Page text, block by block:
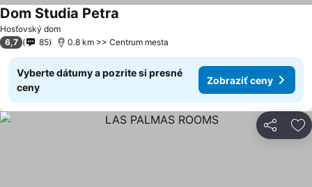
Hosťovský dom
Dom Studia Petra
6,7 85 0.8 km >> Centrum mesta
Vyberte dátumy a pozrite si presné
ceny
Zobraziť ceny
Zdieľať